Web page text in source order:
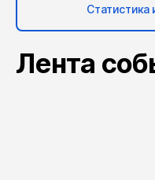
Статистика
Лента